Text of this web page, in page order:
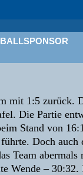
mit 1:5 zurück.
Die Partie
Stand von
Doch auch
Team
Wende – 30:32.